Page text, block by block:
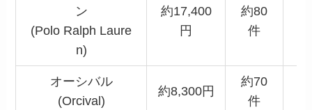
ン
(Polo Ralph Laure
n)
約17,400
円
約80
件
オーシバル
(Orcival)
約8,300円
約70
件